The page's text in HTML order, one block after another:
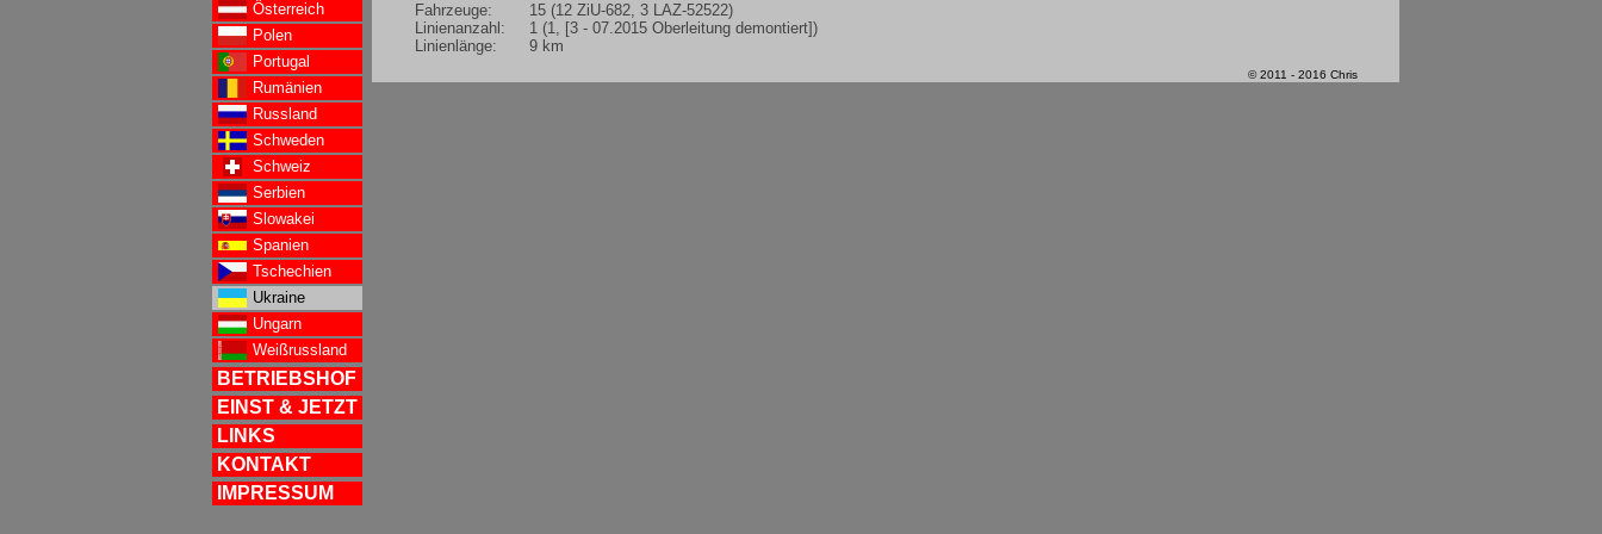
Österreich
Polen
Portugal
Rumänien
Russland
Schweden
Schweiz
Serbien
Slowakei
Spanien
Tschechien
Ukraine
Ungarn
Weißrussland
BETRIEBSHOF
EINST & JETZT
LINKS
KONTAKT
IMPRESSUM
Fahrzeuge:
Linienanzahl:
Linienlänge:
15 (12 ZiU-682, 3 LAZ-52522)
1 (1, [3 - 07.2015 Oberleitung demontiert])
9 km
© 2011 - 2016 Chris